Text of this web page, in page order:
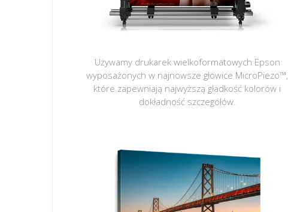
Używamy drukarek wielkoformatowych Epson
wyposażonych w najnowsze głowice MicroPiezo™,
które zapewniają najwyższą gładkość kolorów i
dokładność szczegółów.